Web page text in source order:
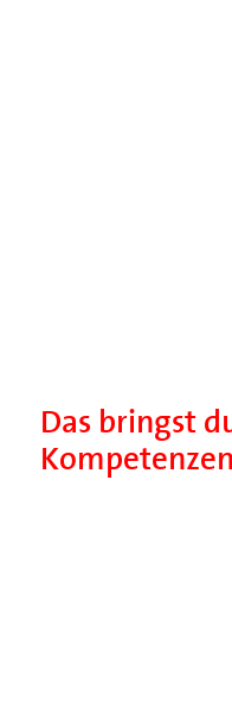
Das bringst